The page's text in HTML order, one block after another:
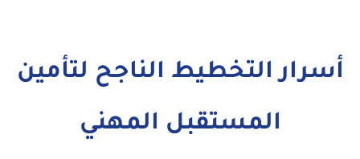
أسرار التخطيط الناجح لتأمين
المستقبل المهني